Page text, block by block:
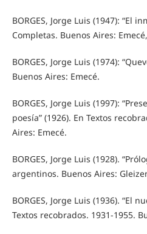
BORGES, Jorge Luis (1947): “El
Completas. Buenos Aires:
BORGES, Jorge Luis (1974):
Buenos Aires: Emecé.
BORGES, Jorge Luis (1997):
poesía” (1926). En Textos
Aires: Emecé.
BORGES, Jorge Luis (1928).
argentinos. Buenos Aires:
BORGES, Jorge Luis (1936). “El
Textos recobrados. 1931-1955.